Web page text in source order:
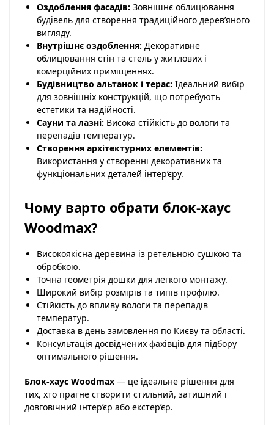
Оздоблення фасадів: Зовнішнє облицювання
будівель для створення традиційного дерев’яного
вигляду.
Внутрішнє оздоблення: Декоративне
облицювання стін та стель у житлових і
комерційних приміщеннях.
Будівництво альтанок і терас: Ідеальний вибір
для зовнішніх конструкцій, що потребують
естетики та надійності.
Сауни та лазні: Висока стійкість до вологи та
перепадів температур.
Створення архітектурних елементів:
Використання у створенні декоративних та
функціональних деталей інтер’єру.
Чому варто обрати блок-хаус
Woodmax?
Високоякісна деревина із ретельною сушкою та
обробкою.
Точна геометрія дошки для легкого монтажу.
Широкий вибір розмірів та типів профілю.
Стійкість до впливу вологи та перепадів
температур.
Доставка в день замовлення по Києву та області.
Консультація досвідчених фахівців для підбору
оптимального рішення.
Блок-хаус Woodmax — це ідеальне рішення для
тих, хто прагне створити стильний, затишний і
довговічний інтер’єр або екстер’єр.